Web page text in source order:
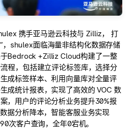
携手亚马逊云科技与 Zilliz， 打
，shulex面临海量非结构化数据存储
Bedrock +Zilliz Cloud构建了一整
程，包括建立评论标签库，选择分
成标签样本、利用向量库对全量评
成统计报表，实现了高效的 VOC 数
，用户的评论分析业务提升30%报
据分析降本，智能客服业务实现
次客户查询，全年0宕机。